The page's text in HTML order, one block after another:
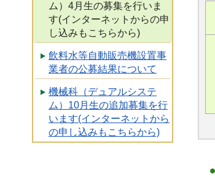
ム）4月生の募集を行いま
す(インターネットからの申
し込みもこちらから)
飲料水等自動販売機設置事
業者の公募結果について
機械科（デュアルシステ
ム）10月生の追加募集を行
います(インターネットから
の申し込みもこちらから)